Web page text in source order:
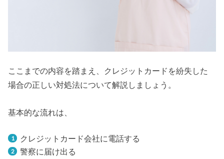
ここまでの内容を踏まえ、クレジットカードを紛失した
場合の正しい対処法について解説しましょう。
基本的な流れは、
クレジットカード会社に電話する
警察に届け出る